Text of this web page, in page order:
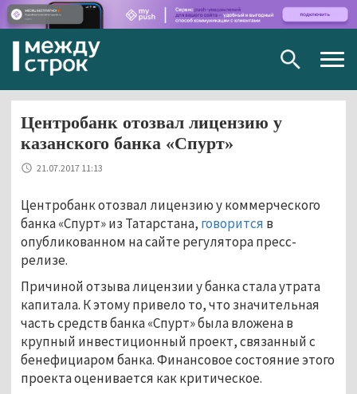
Центробанк отозвал лицензию у
казанского банка «Спурт»
21.07.2017 11:13
Центробанк отозвал лицензию у коммерческого
банка «Спурт» из Татарстана, говорится в
опубликованном на сайте регулятора пресс-
релизе.
Причиной отзыва лицензии у банка стала утрата
капитала. К этому привело то, что значительная
часть средств банка «Спурт» была вложена в
крупный инвестиционный проект, связанный с
бенефициаром банка. Финансовое состояние этого
проекта оценивается как критическое.